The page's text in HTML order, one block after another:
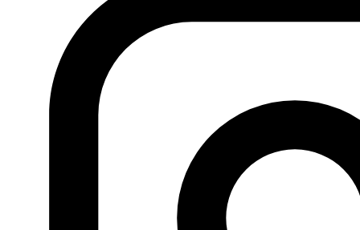
forma parte de un plan estadounidense sólido anunciado
el pasado mes de abril por el senador Lindsey Graham,
quien dijo entonces que se estaban haciendo
preparativos para la entrada de 100.000 combatientes
en Siria para combatir al Estado Islámico de los cuales
90.000 provendrían de países árabes (…).
Si necesita una traducción de este artículo, puede
solicitarla en el siguiente correo electrónico:
contacto@fundacionalfanar.org
Pueden consultar más de 170.000 artículos de prensa